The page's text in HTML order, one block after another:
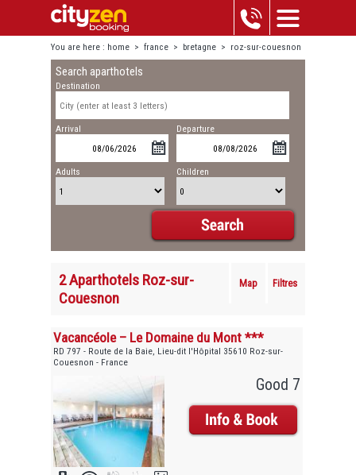
You are here : home > france > bretagne > roz-sur-couesnon
Search aparthotels
Destination
Arrival Departure
Adults Children
2 Aparthotels Roz-sur-
Couesnon
Map Filtres
Vacancéole – Le Domaine du Mont ***
RD 797 - Route de la Baie, Lieu-dit l'Hôpital 35610 Roz-sur-
Couesnon - France
Good 7